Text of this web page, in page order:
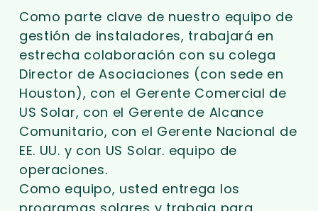
Como parte clave de nuestro equipo de
gestión de instaladores, trabajará en
estrecha colaboración con su colega
Director de Asociaciones (con sede en
Houston), con el Gerente Comercial de
US Solar, con el Gerente de Alcance
Comunitario, con el Gerente Nacional de
EE. UU. y con US Solar. equipo de
operaciones.
Como equipo, usted entrega los